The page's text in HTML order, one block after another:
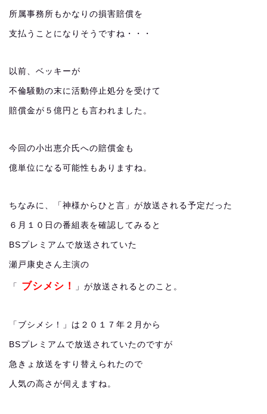
所属事務所もかなりの損害賠償を
支払うことになりそうですね・・・
以前、ベッキーが
不倫騒動の末に活動停止処分を受けて
賠償金が５億円とも言われました。
今回の小出恵介氏への賠償金も
億単位になる可能性もありますね。
ちなみに、「神様からひと言」が放送される予定だった
６月１０日の番組表を確認してみると
BSプレミアムで放送されていた
瀬戸康史さん主演の
「 ブシメシ！ 」が放送されるとのこと。
「ブシメシ！」は２０１７年２月から
BSプレミアムで放送されていたのですが
急きょ放送をすり替えられたので
人気の高さが伺えますね。